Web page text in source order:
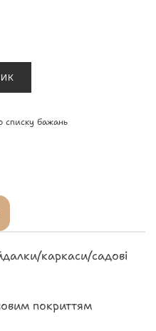
списку бажань
каркаси/садові
покриттям